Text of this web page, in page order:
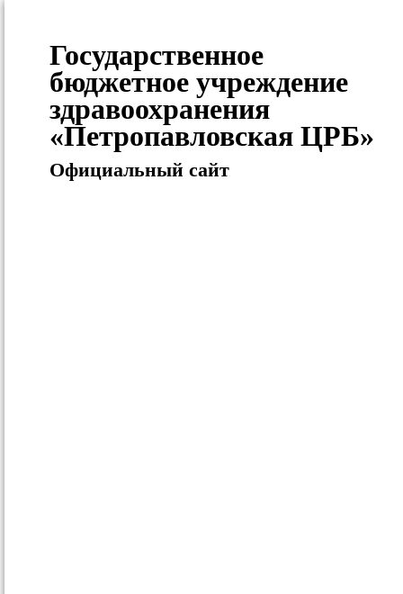
Государственное
бюджетное учреждение
здравоохранения
«Петропавловская ЦРБ»
Официальный сайт